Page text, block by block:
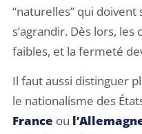
“naturelles” qui doivent
s’agrandir. Dès lors,
faibles, et la fermeté
Il faut aussi distinguer
le nationalisme des
France ou